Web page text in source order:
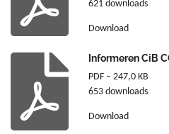
621 downloads
Download
Informeren CiB
PDF – 247,0 KB
653 downloads
Download